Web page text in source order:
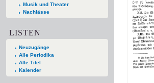
Musik und Theater
Nachlässe
LISTEN
Neuzugänge
Alle Periodika
Alle Titel
Kalender